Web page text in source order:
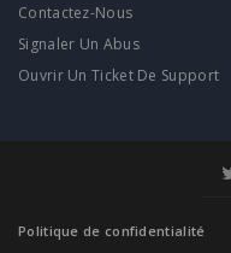
Contactez-Nous
Signaler Un Abus
Ouvrir Un Ticket De Support
Politique de confidentialité